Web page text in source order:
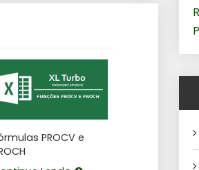
PROCV e